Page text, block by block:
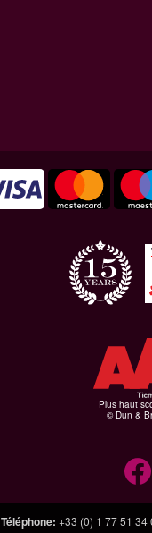
Plus haut
© Dun &
Téléphone: +33 (0) 1 77 51 34